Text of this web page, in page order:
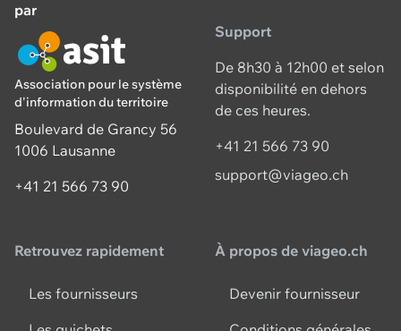
par
Association pour le système
d'information du territoire
Boulevard de Grancy 56
1006 Lausanne
+41 21 566 73 90
Support
De 8h30 à 12h00 et selon
disponibilité en dehors
de ces heures.
+41 21 566 73 90
support@viageo.ch
Retrouvez rapidement
Les fournisseurs
À propos de viageo.ch
Devenir fournisseur